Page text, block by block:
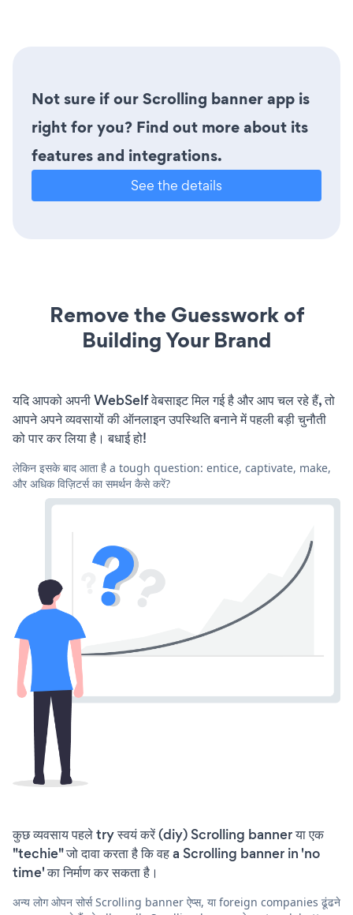
Not sure if our Scrolling banner app is
right for you? Find out more about its
features and integrations.
See the details
Remove the Guesswork of
Building Your Brand
यदि आपको अपनी WebSelf वेबसाइट मिल गई है और आप चल रहे हैं, तो
आपने अपने व्यवसायों की ऑनलाइन उपस्थिति बनाने में पहली बड़ी चुनौती
को पार कर लिया है। बधाई हो!
लेकिन इसके बाद आता है a tough question: entice, captivate, make,
और अधिक विज़िटर्स का समर्थन कैसे करें?
कुछ व्यवसाय पहले try स्वयं करें (diy) Scrolling banner या एक
"techie" जो दावा करता है कि वह a Scrolling banner in 'no
time' का निर्माण कर सकता है।
अन्य लोग ओपन सोर्स Scrolling banner ऐप्स, या foreign companies ढूंढने